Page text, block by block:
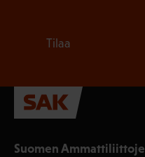
Suomen
Tilaa